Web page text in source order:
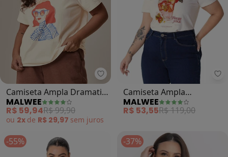
Malwee - Camiseta Ampla
Camiseta Ampla Dramatic
Plus (Off White)
MALWEE
R$ 59,94R$ 99,90
ou 2x de R$ 29,97 sem juros
Camiseta Ampla
Strawberry Plus (Off
White)
MALWEE
R$ 53,55R$ 119,00
-55% -37%